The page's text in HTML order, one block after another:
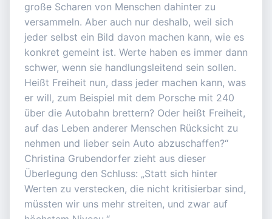
große Scharen von Menschen dahinter zu
versammeln. Aber auch nur deshalb, weil sich
jeder selbst ein Bild davon machen kann, wie es
konkret gemeint ist. Werte haben es immer dann
schwer, wenn sie handlungsleitend sein sollen.
Heißt Freiheit nun, dass jeder machen kann, was
er will, zum Beispiel mit dem Porsche mit 240
über die Autobahn brettern? Oder heißt Freiheit,
auf das Leben anderer Menschen Rücksicht zu
nehmen und lieber sein Auto abzuschaffen?“
Christina Grubendorfer zieht aus dieser
Überlegung den Schluss: „Statt sich hinter
Werten zu verstecken, die nicht kritisierbar sind,
müssten wir uns mehr streiten, und zwar auf